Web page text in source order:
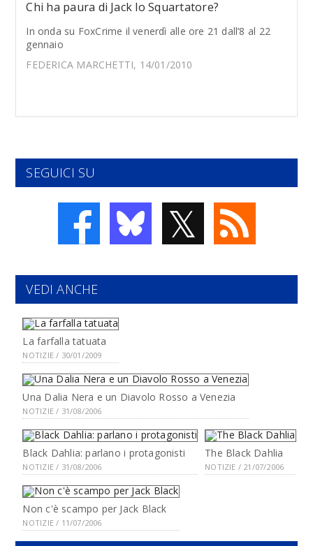
Chi ha paura di Jack lo Squartatore?
In onda su FoxCrime il venerdì alle ore 21 dall’8 al 22
gennaio
FEDERICA MARCHETTI, 14/01/2010
SEGUICI SU
𝕏
VEDI ANCHE
La farfalla tatuata
NOTIZIE / 30/01/2009
Una Dalia Nera e un Diavolo Rosso a Venezia
NOTIZIE / 31/08/2006
Black Dahlia: parlano i protagonisti
NOTIZIE / 31/08/2006
The Black Dahlia
NOTIZIE / 21/07/2006
Non c'è scampo per Jack Black
NOTIZIE / 11/07/2006